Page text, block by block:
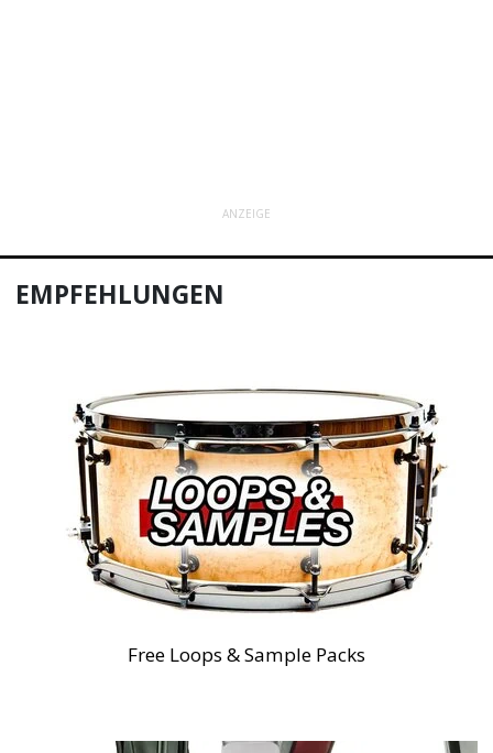
ANZEIGE
EMPFEHLUNGEN
Free Loops & Sample Packs